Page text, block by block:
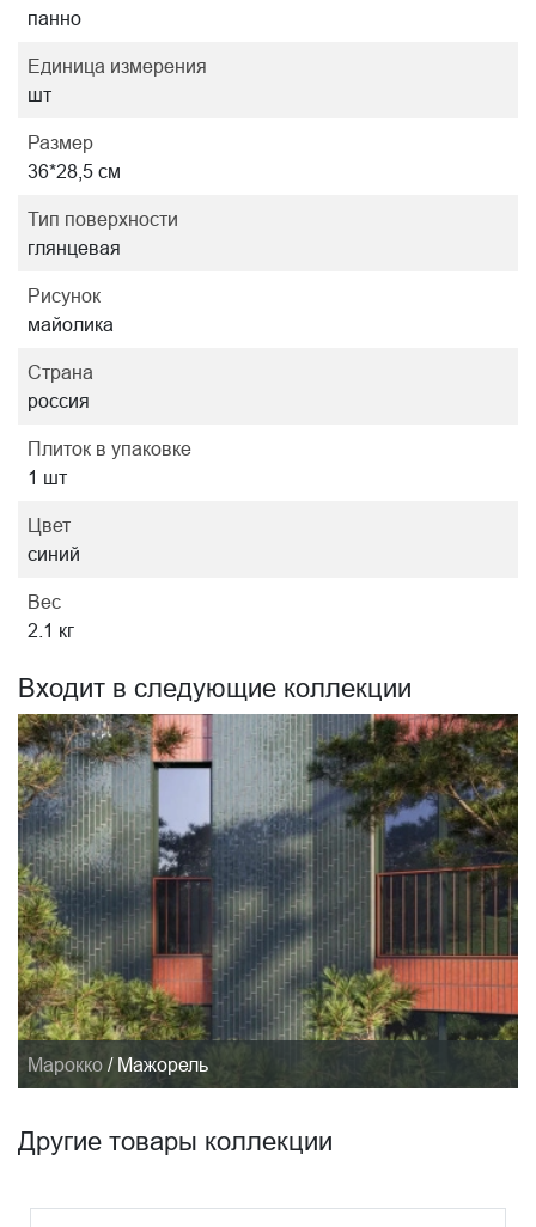
панно
Единица измерения
шт
Размер
36*28,5 см
Тип поверхности
глянцевая
Рисунок
майолика
Страна
россия
Плиток в упаковке
1 шт
Цвет
синий
Вес
2.1 кг
Входит в следующие коллекции
Марокко / Мажорель
Другие товары коллекции